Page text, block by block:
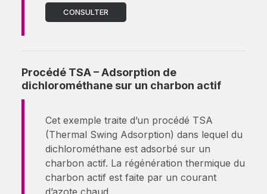
CONSULTER
Procédé TSA – Adsorption de
dichlorométhane sur un charbon actif
Cet exemple traite d’un procédé TSA
(Thermal Swing Adsorption) dans lequel du
dichlorométhane est adsorbé sur un
charbon actif. La régénération thermique du
charbon actif est faite par un courant
d’azote chaud.